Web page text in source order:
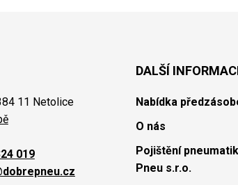
11 Netolice
019
DALŠÍ
Nabídka
O nás
Pojištění
Pneu s.r.o.